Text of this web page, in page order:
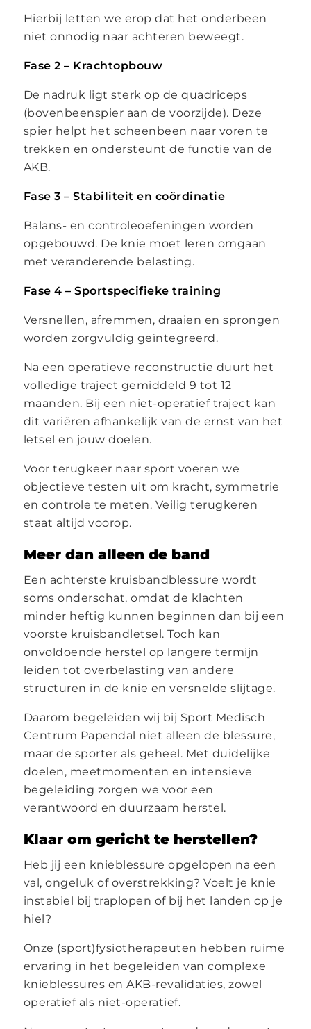
Hierbij letten we erop dat het onderbeen
niet onnodig naar achteren beweegt.
Fase 2 – Krachtopbouw
De nadruk ligt sterk op de quadriceps
(bovenbeenspier aan de voorzijde). Deze
spier helpt het scheenbeen naar voren te
trekken en ondersteunt de functie van de
AKB.
Fase 3 – Stabiliteit en coördinatie
Balans- en controleoefeningen worden
opgebouwd. De knie moet leren omgaan
met veranderende belasting.
Fase 4 – Sportspecifieke training
Versnellen, afremmen, draaien en sprongen
worden zorgvuldig geïntegreerd.
Na een operatieve reconstructie duurt het
volledige traject gemiddeld 9 tot 12
maanden. Bij een niet-operatief traject kan
dit variëren afhankelijk van de ernst van het
letsel en jouw doelen.
Voor terugkeer naar sport voeren we
objectieve testen uit om kracht, symmetrie
en controle te meten. Veilig terugkeren
staat altijd voorop.
Meer dan alleen de band
Een achterste kruisbandblessure wordt
soms onderschat, omdat de klachten
minder heftig kunnen beginnen dan bij een
voorste kruisbandletsel. Toch kan
onvoldoende herstel op langere termijn
leiden tot overbelasting van andere
structuren in de knie en versnelde slijtage.
Daarom begeleiden wij bij Sport Medisch
Centrum Papendal niet alleen de blessure,
maar de sporter als geheel. Met duidelijke
doelen, meetmomenten en intensieve
begeleiding zorgen we voor een
verantwoord en duurzaam herstel.
Klaar om gericht te herstellen?
Heb jij een knieblessure opgelopen na een
val, ongeluk of overstrekking? Voelt je knie
instabiel bij traplopen of bij het landen op je
hiel?
Onze (sport)fysiotherapeuten hebben ruime
ervaring in het begeleiden van complexe
knieblessures en AKB-revalidaties, zowel
operatief als niet-operatief.